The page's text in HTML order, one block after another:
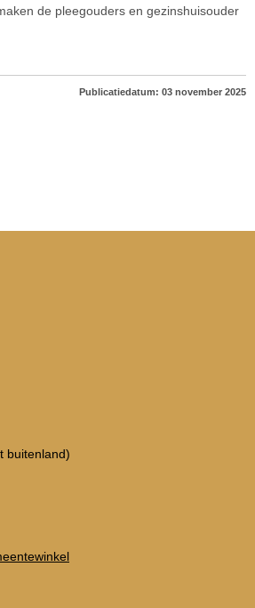
de pleegouders en gezinshuisouder
Publicatiedatum: 03 november 2025
buitenland)